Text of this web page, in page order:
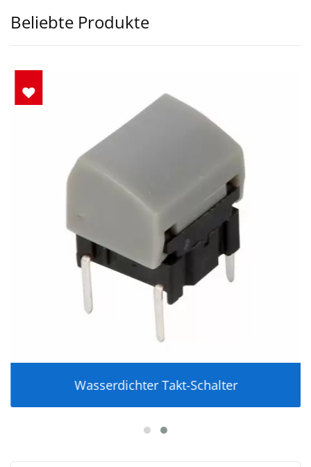
Beliebte Produkte
Wasserdichter Takt-Schalter